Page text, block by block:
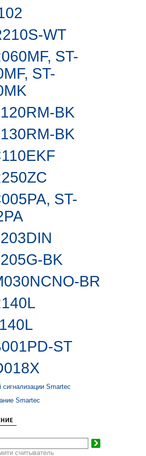
WT
ST-
ST-
BK
BK
ST-
BK
BR
ST
Smartec
Smartec
считыватель